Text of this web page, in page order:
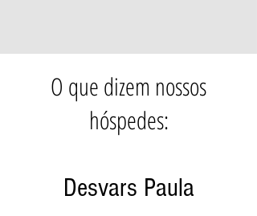
O que dizem nossos
hóspedes:
Desvars Paula